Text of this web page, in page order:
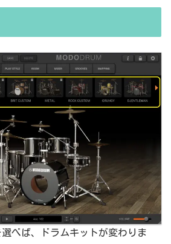
選べば、ドラムキットが変わりま